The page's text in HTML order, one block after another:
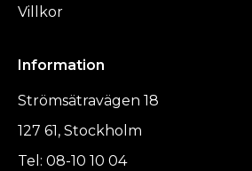
Villkor
Information
Strömsätravägen 18
127 61, Stockholm
Tel: 08-10 10 04